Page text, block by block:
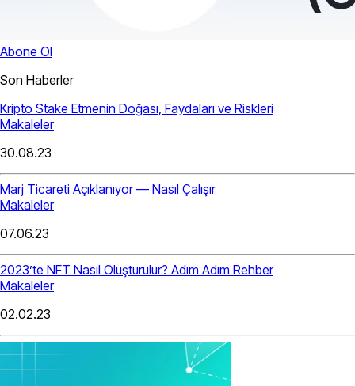
Abone Ol
Son Haberler
Kripto Stake Etmenin Doğası, Faydaları ve Riskleri
Makaleler
30.08.23
Marj Ticareti Açıklanıyor — Nasıl Çalışır
Makaleler
07.06.23
2023’te NFT Nasıl Oluşturulur? Adım Adım Rehber
Makaleler
02.02.23